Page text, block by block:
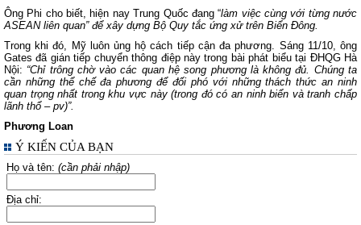
Ông Phi cho biết, hiện nay Trung Quốc đang “làm việc cùng với từng nước
ASEAN liên quan” để xây dựng Bộ Quy tắc ứng xử trên Biển Đông.
Trong khi đó, Mỹ luôn ủng hộ cách tiếp cận đa phương. Sáng 11/10, ông
Gates đã gián tiếp chuyển thông điệp này trong bài phát biểu tại ĐHQG Hà
Nội: “Chỉ trông chờ vào các quan hệ song phương là không đủ. Chúng ta
cần những thể chế đa phương để đối phó với những thách thức an ninh
quan trọng nhất trong khu vực này (trong đó có an ninh biển và tranh chấp
lãnh thổ – pv)”.
Phương Loan
Ý KIẾN CỦA BẠN
Họ và tên: (cần phải nhập)
Địa chỉ: